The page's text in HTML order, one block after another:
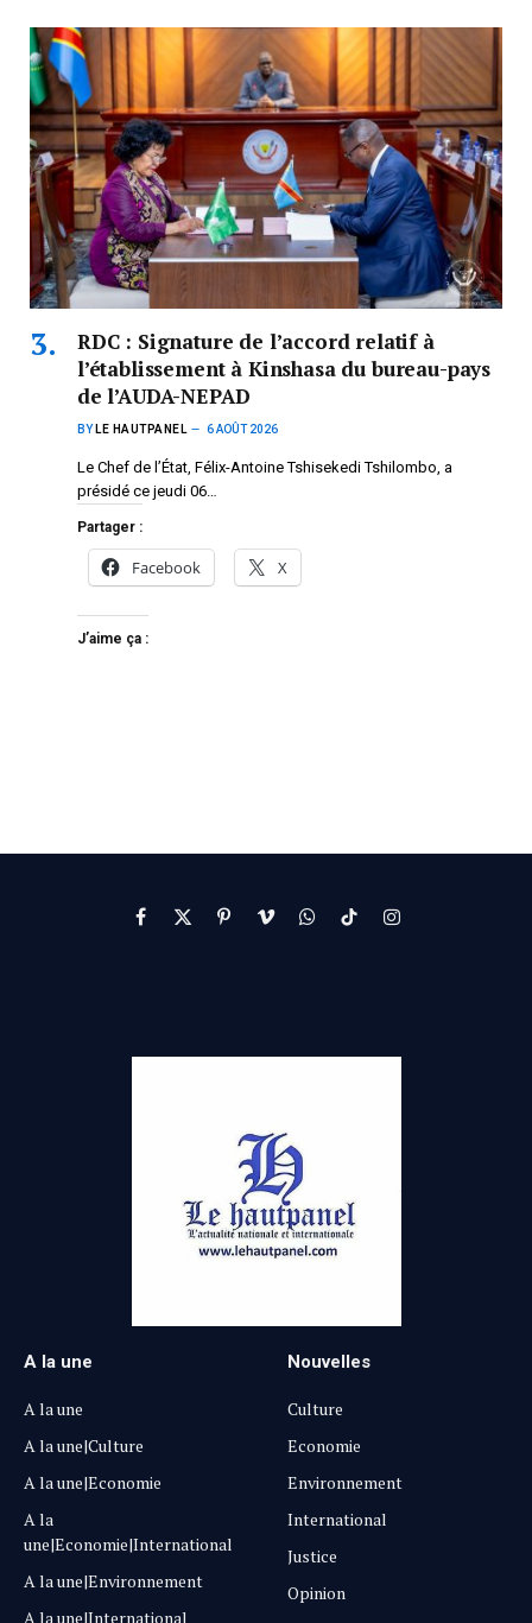
RDC : Signature de l’accord relatif à
l’établissement à Kinshasa du bureau-pays
de l’AUDA-NEPAD
BY LE HAUTPANEL 6 AOÛT 2026
Le Chef de l’État, Félix-Antoine Tshisekedi Tshilombo, a
présidé ce jeudi 06…
Partager :
Facebook X
J’aime ça :
Facebook
X
PinterestVimeoWhatsApp
TikTokInstagram
A la une
A la une
A la une|Culture
A la une|Economie
A la
une|Economie|International
A la une|Environnement
A la une|International
Nouvelles
Culture
Economie
Environnement
International
Justice
Opinion